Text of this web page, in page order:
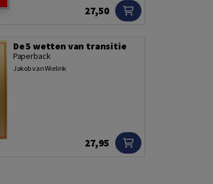
27,50
De 5 wetten van transitie
Jakob van Wielink
Paperback
27,95